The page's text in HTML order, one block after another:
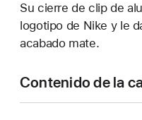
Su cierre de clip de
logotipo de Nike y le
acabado mate.
Contenido de la